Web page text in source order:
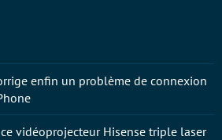
enfin un problème de connexion
vidéoprojecteur Hisense triple laser